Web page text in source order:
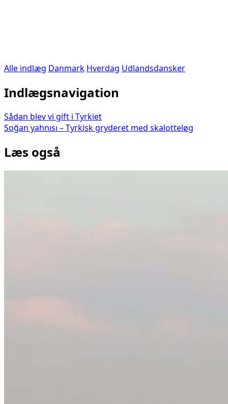
Alle indlæg Danmark Hverdag Udlandsdansker
Indlægsnavigation
Sådan blev vi gift i Tyrkiet
Soğan yahnısı – Tyrkisk gryderet med skalotteløg
Læs også